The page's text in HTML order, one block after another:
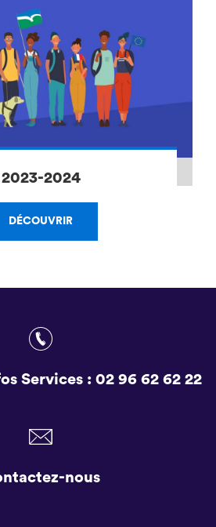
2023-2024
DÉCOUVRIR
Services : 02 96 62 62 22
nous